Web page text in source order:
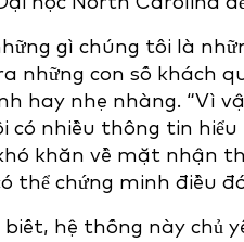
gì chúng tôi là
những con số khách
hay nhẹ nhàng. “Vì
có nhiều thông tin
khăn về mặt nhận
thể chứng minh điều
biết, hệ thống này chủ